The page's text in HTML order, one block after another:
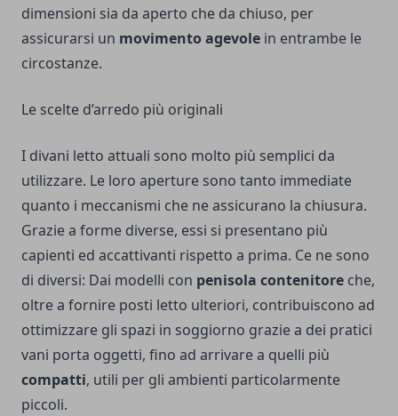
dimensioni sia da aperto che da chiuso, per
assicurarsi un movimento agevole in entrambe le
circostanze.
Le scelte d’arredo più originali
I divani letto attuali sono molto più semplici da
utilizzare. Le loro aperture sono tanto immediate
quanto i meccanismi che ne assicurano la chiusura.
Grazie a forme diverse, essi si presentano più
capienti ed accattivanti rispetto a prima. Ce ne sono
di diversi: Dai modelli con penisola contenitore che,
oltre a fornire posti letto ulteriori, contribuiscono ad
ottimizzare gli spazi in soggiorno grazie a dei pratici
vani porta oggetti, fino ad arrivare a quelli più
compatti, utili per gli ambienti particolarmente
piccoli.